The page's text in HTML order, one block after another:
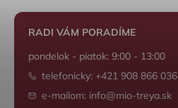
RADI VÁM PORADÍME
pondelok - piatok: 9:00 - 13:00
telefonicky: +421 908 866 036
e-mailom: info@mio-treya.sk